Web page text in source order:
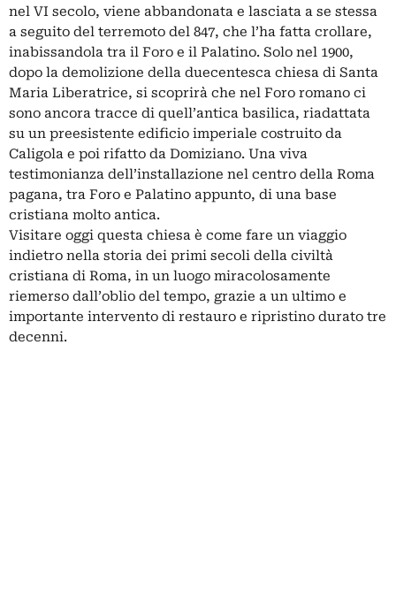
nel VI secolo, viene abbandonata e lasciata a se stessa
a seguito del terremoto del 847, che l’ha fatta crollare,
inabissandola tra il Foro e il Palatino. Solo nel 1900,
dopo la demolizione della duecentesca chiesa di Santa
Maria Liberatrice, si scoprirà che nel Foro romano ci
sono ancora tracce di quell’antica basilica, riadattata
su un preesistente edificio imperiale costruito da
Caligola e poi rifatto da Domiziano. Una viva
testimonianza dell’installazione nel centro della Roma
pagana, tra Foro e Palatino appunto, di una base
cristiana molto antica.
Visitare oggi questa chiesa è come fare un viaggio
indietro nella storia dei primi secoli della civiltà
cristiana di Roma, in un luogo miracolosamente
riemerso dall’oblio del tempo, grazie a un ultimo e
importante intervento di restauro e ripristino durato tre
decenni.